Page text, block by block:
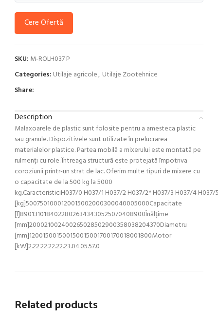
Cere Ofertă
SKU: M-ROLH037 P
Categories: Utilaje agricole, Utilaje Zootehnice
Share:
Description
Malaxoarele de plastic sunt folosite pentru a amesteca plastic
sau granule. Dispozitivele sunt utilizate în prelucrarea
materialelor plastice. Partea mobilă a mixerului este montată pe
rulmenți cu role. Întreaga structură este protejată împotriva
coroziunii printr-un strat de lac. Oferim multe tipuri de mixere cu
o capacitate de la 500 kg la 5000
kg.CaracteristiciH037/0 H037/1 H037/2 H037/2* H037/3 H037/4
[kg]5007501000120015002000300040005000Capacitate
[l]89013101840228026343430525070408900Înălțime
[mm]200021002400265028502900358038204370Diametru
[mm]120015001500150015001700170018001800Motor
[kW]2.22.22.22.22.23.04.05.57.0
Related products